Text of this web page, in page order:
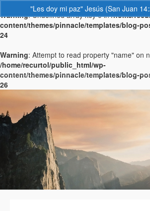
"Les doy mi paz" Jesús (San Juan
Warning: Undefined array key 0 in/home/
content/themes/pinnacle/templates/blog-
24
Warning: Attempt to read property "name" on
/home/recurtol/public_html/wp-
content/themes/pinnacle/templates/blog-
26